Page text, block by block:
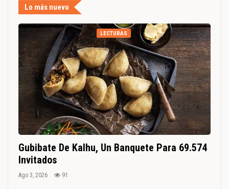
Lo más nuevo
LECTURAS
Gubibate De Kalhu, Un Banquete Para 69.574
Invitados
Ago 3, 2026 91